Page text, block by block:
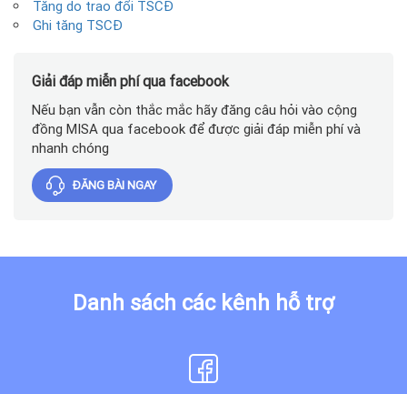
Tăng do trao đổi TSCĐ
Ghi tăng TSCĐ
Giải đáp miễn phí qua facebook
Nếu bạn vẫn còn thắc mắc hãy đăng câu hỏi vào cộng
đồng MISA qua facebook để được giải đáp miễn phí và
nhanh chóng
ĐĂNG BÀI NGAY
Danh sách các kênh hỗ trợ